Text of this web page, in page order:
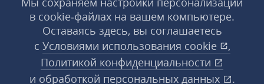
в cookie‑файлах на вашем компьютере.
Оставаясь здесь, вы соглашаетесь
с Условиями использования cookie
,
Политикой конфиденциальности
и обработкой персональных данных .